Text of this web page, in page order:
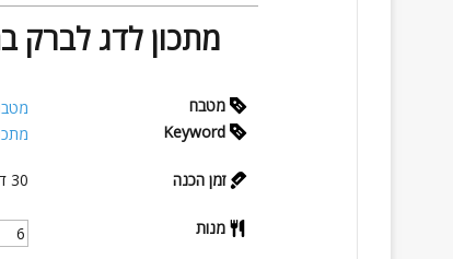
מתכון לדג לברק
מטבח
Keyword
זמן הכנה 30
מנות